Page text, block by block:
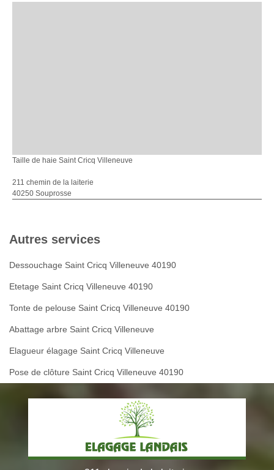
Taille de haie Saint Cricq Villeneuve
211 chemin de la laiterie
40250 Souprosse
Autres services
Dessouchage Saint Cricq Villeneuve 40190
Etetage Saint Cricq Villeneuve 40190
Tonte de pelouse Saint Cricq Villeneuve 40190
Abattage arbre Saint Cricq Villeneuve
Elagueur élagage Saint Cricq Villeneuve
Pose de clôture Saint Cricq Villeneuve 40190